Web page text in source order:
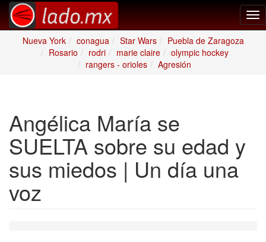
Nueva York
conagua Star Wars
Puebla de Zaragoza
Rosario
rodri marie claire
olympic hockey
rangers - orioles
Agresión
Angélica María se
SUELTA sobre su edad y
sus miedos | Un día una
voz